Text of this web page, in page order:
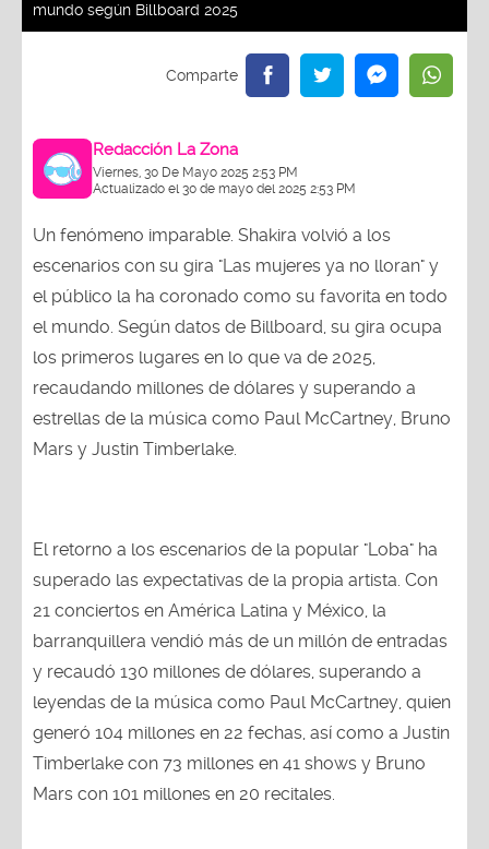
mundo según Billboard 2025
Redacción La Zona
Viernes, 30 De Mayo 2025 2:53 PM
Actualizado el 30 de mayo del 2025 2:53 PM
Un fenómeno imparable. Shakira volvió a los
escenarios con su gira "Las mujeres ya no lloran" y
el público la ha coronado como su favorita en todo
el mundo. Según datos de Billboard, su gira ocupa
los primeros lugares en lo que va de 2025,
recaudando millones de dólares y superando a
estrellas de la música como Paul McCartney, Bruno
Mars y Justin Timberlake.
El retorno a los escenarios de la popular "Loba" ha
superado las expectativas de la propia artista. Con
21 conciertos en América Latina y México, la
barranquillera vendió más de un millón de entradas
y recaudó 130 millones de dólares, superando a
leyendas de la música como Paul McCartney, quien
generó 104 millones en 22 fechas, así como a Justin
Timberlake con 73 millones en 41 shows y Bruno
Mars con 101 millones en 20 recitales.